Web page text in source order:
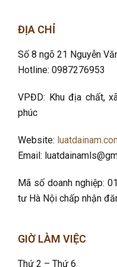
ĐỊA CHỈ
Số 8 ngõ 21 Nguyễn
Hotline: 0987276953
VPĐD: Khu địa chất,
phúc
Website:
Email:
Mã số doanh nghiệp:
tư Hà Nội chấp nhận
GIỜ LÀM VIỆC
Thứ 2 – Thứ 6